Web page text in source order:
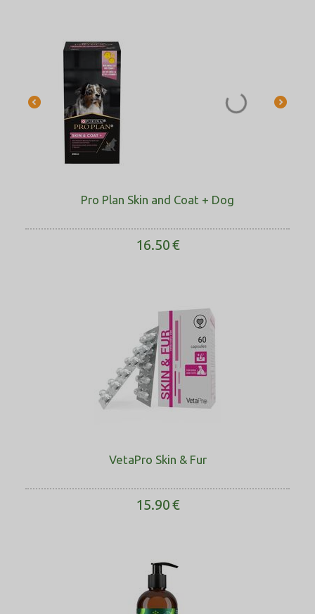
Pro Plan Skin and Coat + Dog
16.50€
VetaPro Skin & Fur
15.90€